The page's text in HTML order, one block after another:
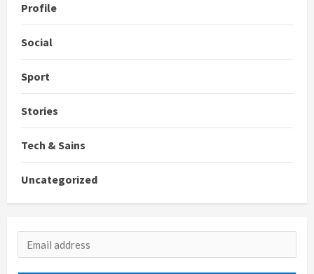
Profile
Social
Sport
Stories
Tech & Sains
Uncategorized